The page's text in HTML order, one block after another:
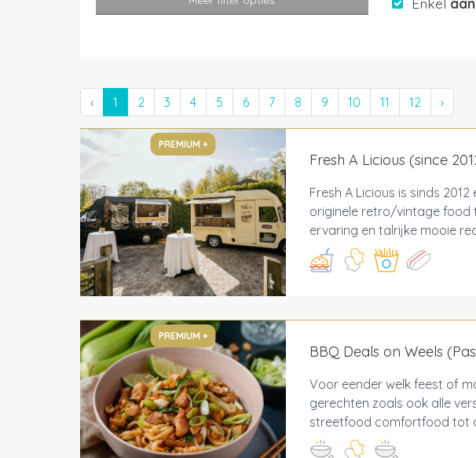
‹ 1 2 3 4 5 6 7 8 9 10 11 12 ›
PREMIUM +
Fresh A Licious (since
Fresh A Licious is sinds
originele retro/vintage food
ervaring en talrijke mooie
PREMIUM +
BBQ Deals on Weels
Voor eender welk feest of
gerechten zoals ook alle
streetfood comfortfood tot